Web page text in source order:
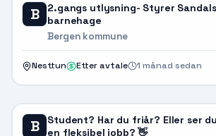
B
2.gangs utlysning- Styrer
barnehage
Bergen kommune
Nesttun Etter avtale 1 månad sedan
B
Student? Har du friår? Eller ser
en fleksibel jobb? 👋